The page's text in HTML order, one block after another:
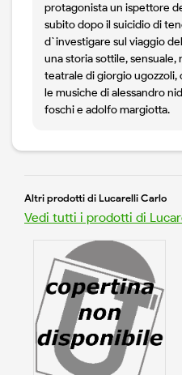
protagonista un ispettore
subito dopo il suicidio di
d`investigare sul viaggio
una storia sottile,
teatrale di giorgio ugozzoli,
le musiche di alessandro
foschi e adolfo margiotta.
Altri prodotti di Lucarelli Carlo
Vedi tutti i prodotti di